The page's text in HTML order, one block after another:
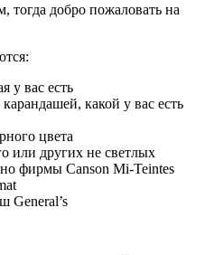
тогда добро пожаловать на
у вас есть
какой у вас есть
цвета
или других не светлых
фирмы Canson Mi-Teintes
General’s